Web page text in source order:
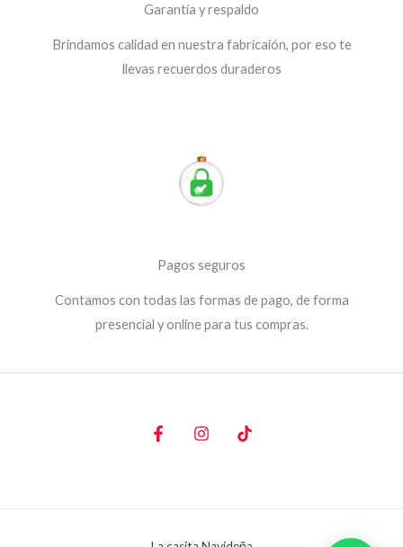
Garantía y respaldo
Brindamos calidad en nuestra fabricaión, por eso te
llevas recuerdos duraderos
Pagos seguros
Contamos con todas las formas de pago, de forma
presencial y online para tus compras.